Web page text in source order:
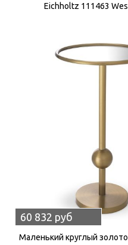
Eichholtz 111463
60 832 руб
Маленький круглый